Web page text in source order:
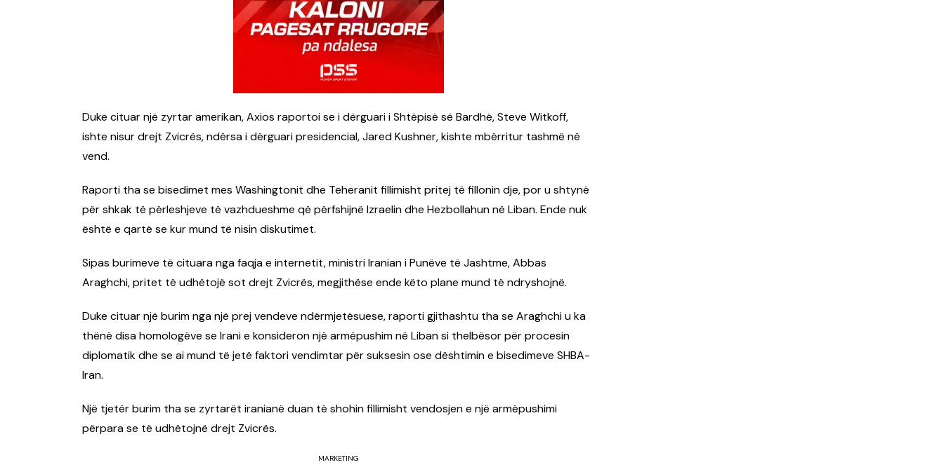
Duke cituar një zyrtar amerikan, Axios raportoi se i dërguari i Shtëpisë së Bardhë, Steve Witkoff,
ishte nisur drejt Zvicrës, ndërsa i dërguari presidencial, Jared Kushner, kishte mbërritur tashmë në
vend.
Raporti tha se bisedimet mes Washingtonit dhe Teheranit fillimisht pritej të fillonin dje, por u shtynë
për shkak të përleshjeve të vazhdueshme që përfshijnë Izraelin dhe Hezbollahun në Liban. Ende nuk
është e qartë se kur mund të nisin diskutimet.
Sipas burimeve të cituara nga faqja e internetit, ministri Iranian i Punëve të Jashtme, Abbas
Araghchi, pritet të udhëtojë sot drejt Zvicrës, megjithëse ende këto plane mund të ndryshojnë.
Duke cituar një burim nga një prej vendeve ndërmjetësuese, raporti gjithashtu tha se Araghchi u ka
thënë disa homologëve se Irani e konsideron një armëpushim në Liban si thelbësor për procesin
diplomatik dhe se ai mund të jetë faktori vendimtar për suksesin ose dështimin e bisedimeve SHBA-
Iran.
Një tjetër burim tha se zyrtarët iranianë duan të shohin fillimisht vendosjen e një armëpushimi
përpara se të udhëtojnë drejt Zvicrës.
MARKETING